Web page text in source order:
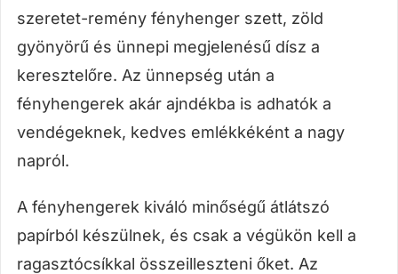
szeretet-remény fényhenger szett, zöld
gyönyörű és ünnepi megjelenésű dísz a
keresztelőre. Az ünnepség után a
fényhengerek akár ajndékba is adhatók a
vendégeknek, kedves emlékkéként a nagy
napról.
A fényhengerek kiváló minőségű átlátszó
papírból készülnek, és csak a végükön kell a
ragasztócsíkkal összeilleszteni őket. Az